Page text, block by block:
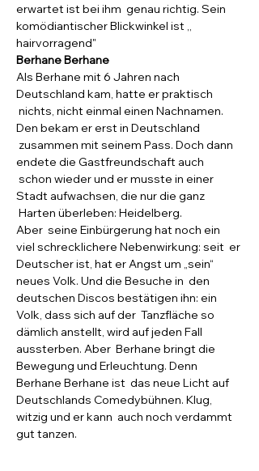
erwartet ist bei ihm  genau richtig. Sein
komödiantischer Blickwinkel ist ,,
hairvorragend"
Berhane Berhane
Als Berhane mit 6 Jahren nach
Deutschland kam, hatte er praktisch
nichts, nicht einmal einen Nachnamen.
Den bekam er erst in Deutschland
zusammen mit seinem Pass. Doch dann
endete die Gastfreundschaft auch
schon wieder und er musste in einer
Stadt aufwachsen, die nur die ganz
Harten überleben: Heidelberg.
Aber  seine Einbürgerung hat noch ein
viel schrecklichere Nebenwirkung: seit  er
Deutscher ist, hat er Angst um „sein“
neues Volk. Und die Besuche in  den
deutschen Discos bestätigen ihn: ein
Volk, dass sich auf der  Tanzfläche so
dämlich anstellt, wird auf jeden Fall
aussterben. Aber  Berhane bringt die
Bewegung und Erleuchtung. Denn
Berhane Berhane ist  das neue Licht auf
Deutschlands Comedybühnen. Klug,
witzig und er kann  auch noch verdammt
gut tanzen.